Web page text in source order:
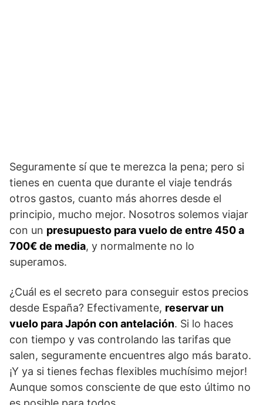
Seguramente sí que te merezca la pena; pero si
tienes en cuenta que durante el viaje tendrás
otros gastos, cuanto más ahorres desde el
principio, mucho mejor. Nosotros solemos viajar
con un presupuesto para vuelo de entre 450 a
700€ de media, y normalmente no lo
superamos.
¿Cuál es el secreto para conseguir estos precios
desde España? Efectivamente, reservar un
vuelo para Japón con antelación. Si lo haces
con tiempo y vas controlando las tarifas que
salen, seguramente encuentres algo más barato.
¡Y ya si tienes fechas flexibles muchísimo mejor!
Aunque somos consciente de que esto último no